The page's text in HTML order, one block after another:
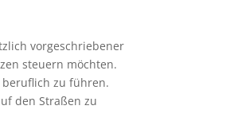
vorgeschriebener
steuern möchten.
zu führen.
den Straßen zu